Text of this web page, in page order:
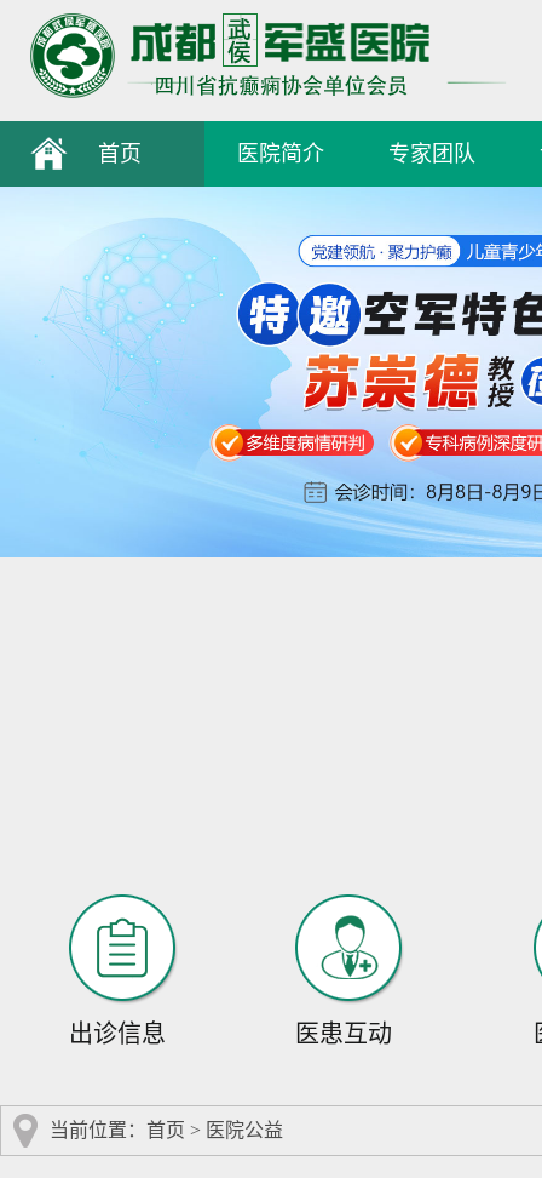
首页 医院简介 专家团队
出诊信息 医患互动
当前位置： 首页 > 医院公益